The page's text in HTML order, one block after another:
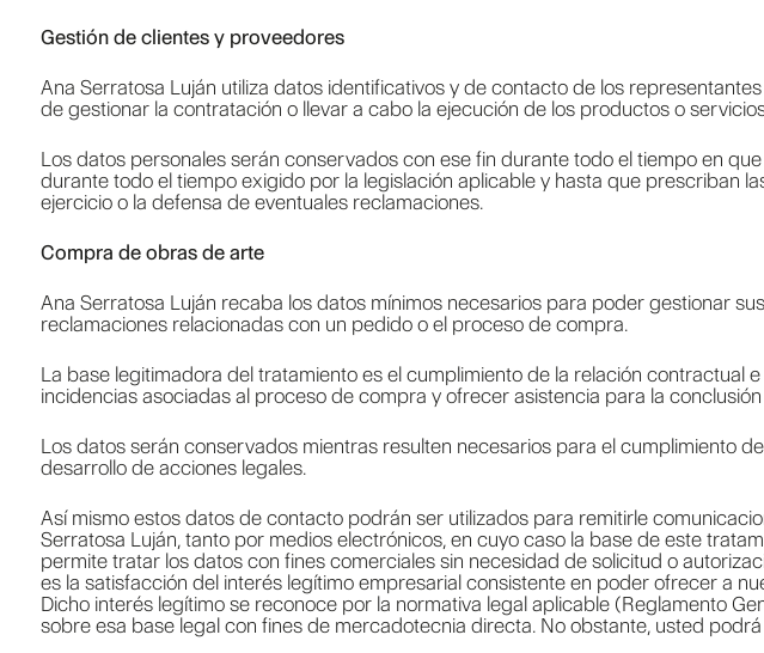
Gestión de clientes y proveedores
Ana Serratosa Luján utiliza datos identificativos y de contacto de los
de gestionar la contratación o llevar a cabo la ejecución de los productos o
Los datos personales serán conservados con ese fin durante todo el tiempo en
durante todo el tiempo exigido por la legislación aplicable y hasta que prescriban
ejercicio o la defensa de eventuales reclamaciones.
Compra de obras de arte
Ana Serratosa Luján recaba los datos mínimos necesarios para poder gestionar
reclamaciones relacionadas con un pedido o el proceso de compra.
La base legitimadora del tratamiento es el cumplimiento de la relación
incidencias asociadas al proceso de compra y ofrecer asistencia para la
Los datos serán conservados mientras resulten necesarios para el cumplimiento
desarrollo de acciones legales.
Así mismo estos datos de contacto podrán ser utilizados para remitirle
Serratosa Luján, tanto por medios electrónicos, en cuyo caso la base de este
permite tratar los datos con fines comerciales sin necesidad de solicitud o
es la satisfacción del interés legítimo empresarial consistente en poder ofrecer a
Dicho interés legítimo se reconoce por la normativa legal aplicable (Reglamento
sobre esa base legal con fines de mercadotecnia directa. No obstante, usted